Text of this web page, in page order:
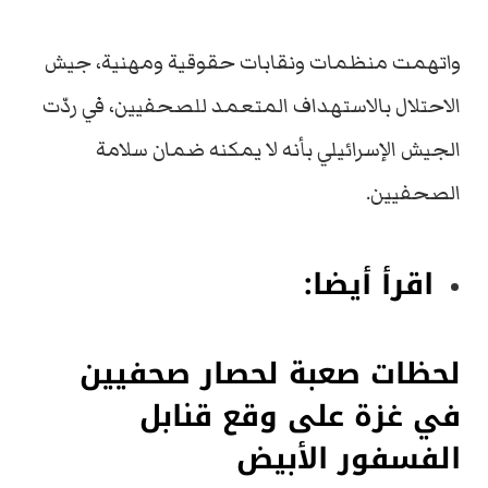
واتهمت منظمات ونقابات حقوقية ومهنية، جيش
الاحتلال بالاستهداف المتعمد للصحفيين، في ردّت
الجيش الإسرائيلي بأنه لا يمكنه ضمان سلامة
الصحفيين.
اقرأ أيضا:
لحظات صعبة لحصار صحفيين
في غزة على وقع قنابل
الفسفور الأبيض